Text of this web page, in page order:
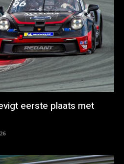
eerste plaats met